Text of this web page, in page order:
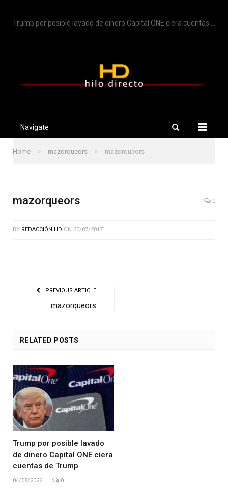
Trump por posible lavado de dinero Capital ONE ciera cuentas de Trump
Navigate
Home » mazorqueors » mazorqueors
mazorqueors 0
BY REDACCIÓN HD ON 30/07/2017
PREVIOUS ARTICLE
mazorqueors
RELATED POSTS
Trump por posible lavado
de dinero Capital ONE ciera
cuentas de Trump
04/08/2026 0